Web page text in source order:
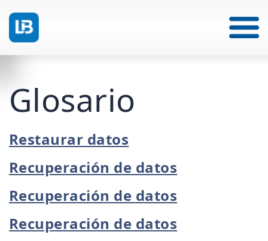
Glosario
Restaurar datos
Recuperación de datos
Recuperación de datos
Recuperación de datos